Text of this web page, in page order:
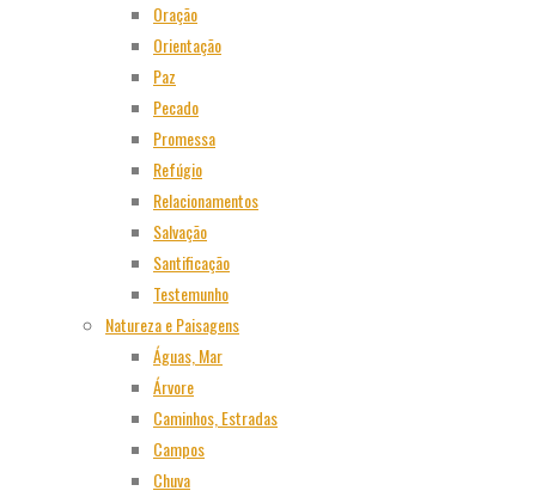
Oração
Orientação
Paz
Pecado
Promessa
Refúgio
Relacionamentos
Salvação
Santificação
Testemunho
Natureza e Paisagens
Águas, Mar
Árvore
Caminhos, Estradas
Campos
Chuva